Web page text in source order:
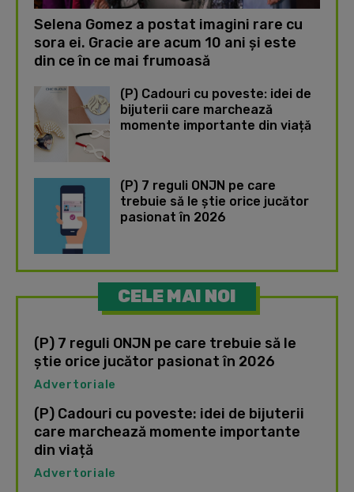
Selena Gomez a postat imagini rare cu
sora ei. Gracie are acum 10 ani și este
din ce în ce mai frumoasă
(P) Cadouri cu poveste: idei de
bijuterii care marchează
momente importante din viață
(P) 7 reguli ONJN pe care
trebuie să le știe orice jucător
pasionat în 2026
CELE MAI NOI
(P) 7 reguli ONJN pe care trebuie să le
știe orice jucător pasionat în 2026
Advertoriale
(P) Cadouri cu poveste: idei de bijuterii
care marchează momente importante
din viață
Advertoriale